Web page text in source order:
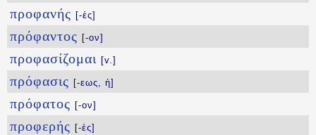
προφανής [-ές]
πρόφαντος [-ον]
προφασίζομαι [v.]
πρόφασις [-εως, ἡ]
πρόφατος [-ον]
προφερής [-ές]